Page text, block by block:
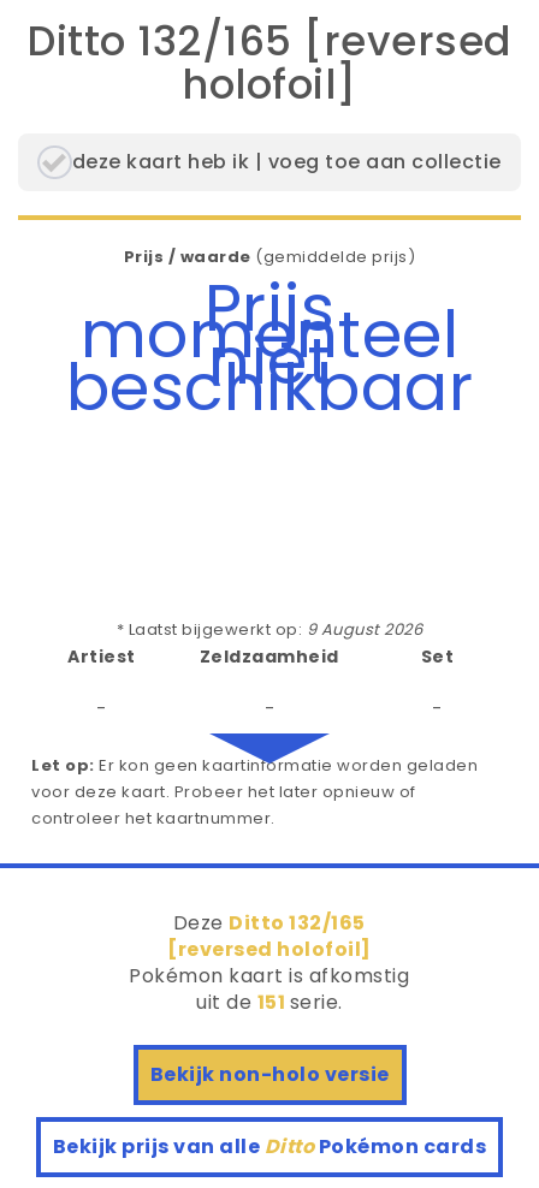
Ditto 132/165 [reversed
holofoil]
deze kaart heb ik | voeg toe aan collectie
Prijs / waarde (gemiddelde prijs)
Prijs
momenteel
niet
beschikbaar
* Laatst bijgewerkt op: 9 August 2026
Artiest
-
Zeldzaamheid
-
Set
-
Let op: Er kon geen kaartinformatie worden geladen
voor deze kaart. Probeer het later opnieuw of
controleer het kaartnummer.
Deze Ditto 132/165
[reversed holofoil]
Pokémon kaart is afkomstig
uit de 151 serie.
Bekijk non-holo versie
Bekijk prijs van alle DittoPokémon cards